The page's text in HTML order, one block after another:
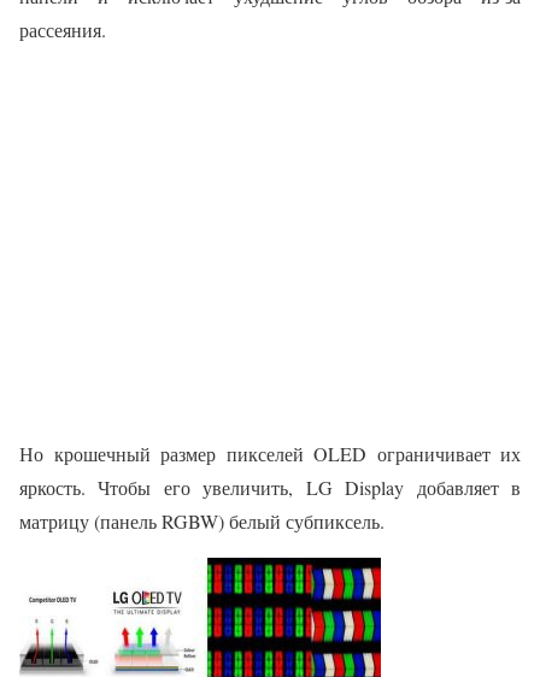
рассеяния.
Но крошечный размер пикселей OLED ограничивает их
яркость. Чтобы его увеличить, LG Display добавляет в
матрицу (панель RGBW) белый субпиксель.